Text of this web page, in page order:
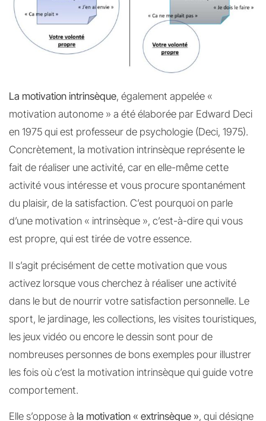
La motivation intrinsèque, également appelée «
motivation autonome » a été élaborée par Edward Deci
en 1975 qui est professeur de psychologie (Deci, 1975).
Concrètement, la motivation intrinsèque représente le
fait de réaliser une activité, car en elle-même cette
activité vous intéresse et vous procure spontanément
du plaisir, de la satisfaction. C’est pourquoi on parle
d’une motivation « intrinsèque », c’est-à-dire qui vous
est propre, qui est tirée de votre essence.
Il s’agit précisément de cette motivation que vous
activez lorsque vous cherchez à réaliser une activité
dans le but de nourrir votre satisfaction personnelle. Le
sport, le jardinage, les collections, les visites touristiques,
les jeux vidéo ou encore le dessin sont pour de
nombreuses personnes de bons exemples pour illustrer
les fois où c’est la motivation intrinsèque qui guide votre
comportement.
Elle s’oppose à la motivation « extrinsèque », qui désigne